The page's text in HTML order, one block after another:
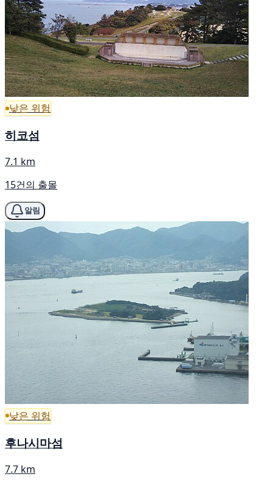
낮은 위험
히코섬
7.1 km
15건의 출몰
알림
낮은 위험
후나시마섬
7.7 km